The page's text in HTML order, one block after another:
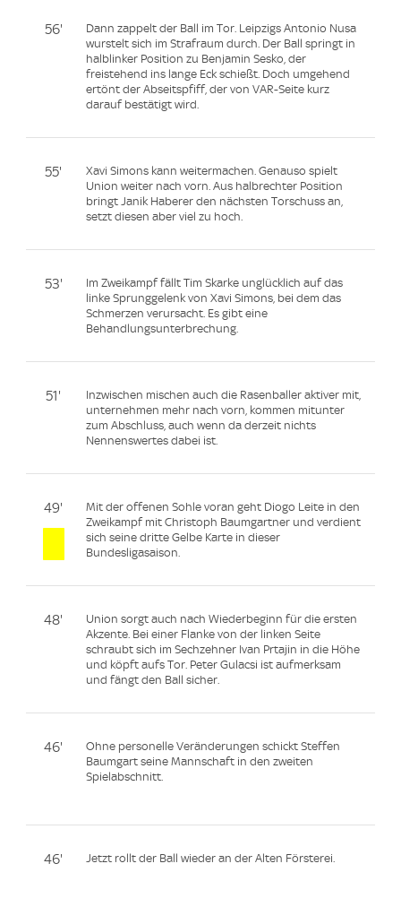
56'
Dann zappelt der Ball im Tor. Leipzigs Antonio Nusa
wurstelt sich im Strafraum durch. Der Ball springt in
halblinker Position zu Benjamin Sesko, der
freistehend ins lange Eck schießt. Doch umgehend
ertönt der Abseitspfiff, der von VAR-Seite kurz
darauf bestätigt wird.
55'
Xavi Simons kann weitermachen. Genauso spielt
Union weiter nach vorn. Aus halbrechter Position
bringt Janik Haberer den nächsten Torschuss an,
setzt diesen aber viel zu hoch.
53'
Im Zweikampf fällt Tim Skarke unglücklich auf das
linke Sprunggelenk von Xavi Simons, bei dem das
Schmerzen verursacht. Es gibt eine
Behandlungsunterbrechung.
51'
Inzwischen mischen auch die Rasenballer aktiver mit,
unternehmen mehr nach vorn, kommen mitunter
zum Abschluss, auch wenn da derzeit nichts
Nennenswertes dabei ist.
49'
Mit der offenen Sohle voran geht Diogo Leite in den
Zweikampf mit Christoph Baumgartner und verdient
sich seine dritte Gelbe Karte in dieser
Bundesligasaison.
48'
Union sorgt auch nach Wiederbeginn für die ersten
Akzente. Bei einer Flanke von der linken Seite
schraubt sich im Sechzehner Ivan Prtajin in die Höhe
und köpft aufs Tor. Peter Gulacsi ist aufmerksam
und fängt den Ball sicher.
46'
Ohne personelle Veränderungen schickt Steffen
Baumgart seine Mannschaft in den zweiten
Spielabschnitt.
46' Jetzt rollt der Ball wieder an der Alten Försterei.